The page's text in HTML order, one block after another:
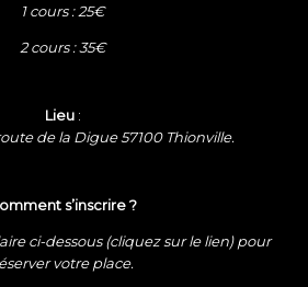
1 cours : 25€
2 cours : 35€
Lieu:
de la Digue 57100 Thionville.
s’inscrire ?
ci-dessous (cliquez sur le lien) pour
votre place.